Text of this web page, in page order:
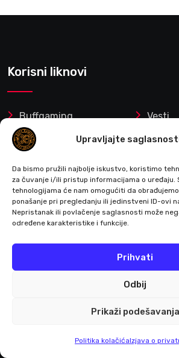
Upravljajte
Da bismo pružili najbolje iskustvo, koristimo
za čuvanje i/ili pristup informacijama o uređaju.
tehnologijama će nam omogućiti da
ponašanje pri pregledanju ili jedinstveni ID-ovi
Nepristanak ili povlačenje saglasnosti može
određene karakteristike i funkcije.
Prihvati
Odbij
Prikaži podešavanja
Politika kolačićaIzjava o
Korisni liknovi
Buffgaming Vesti
Kontakt Naš
Review Policy O
📡 RSS
Ethics
je cilj da Vas obaveštavaju o vestima